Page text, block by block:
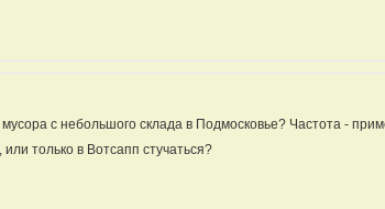
с небольшого склада в Подмосковье? Частота -
только в Вотсапп стучаться?